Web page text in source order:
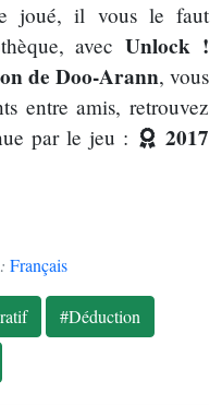
joué, il vous le faut
avecUnlock !
de Doo-Arann, vous
entre amis, retrouvez
par le jeu :
2017
Français
#Déduction